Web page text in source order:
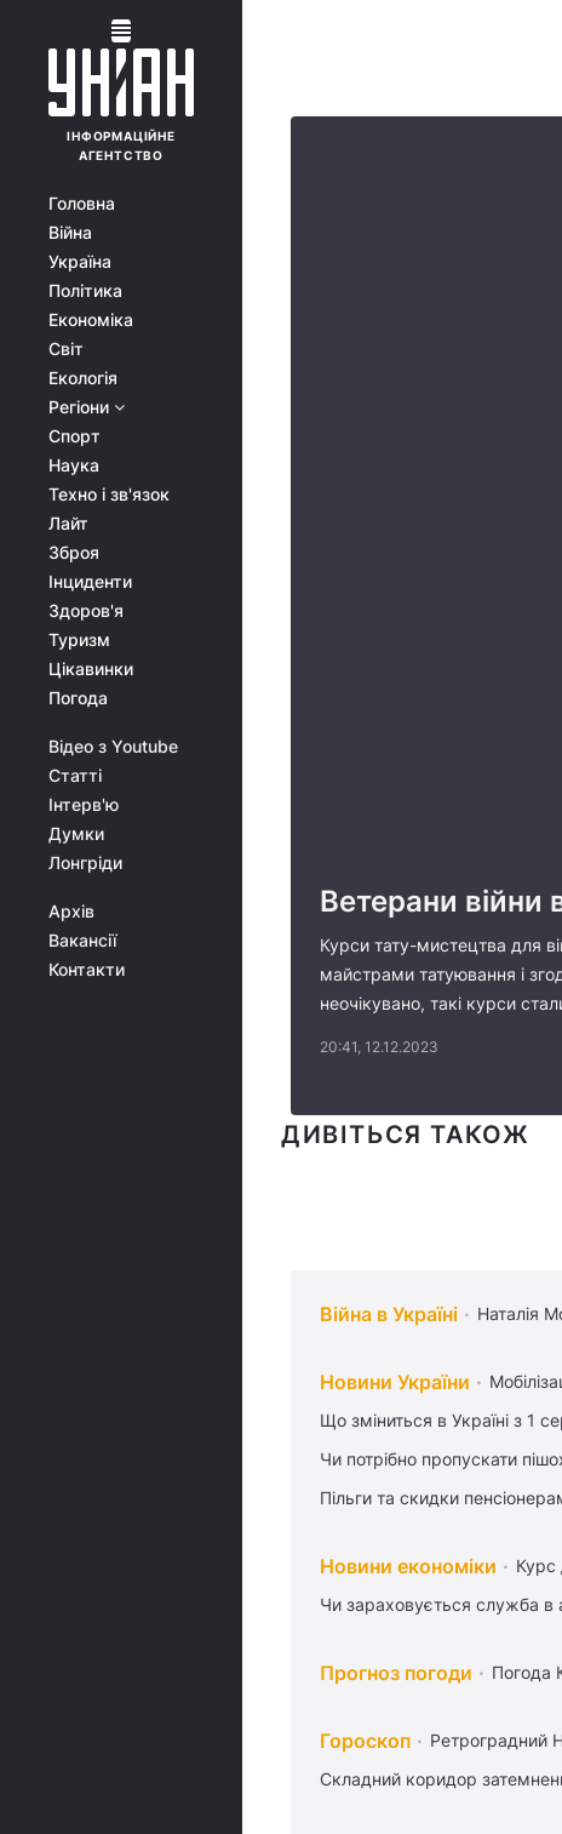
ІНФОРМАЦІЙНЕ
АГЕНТСТВО
Головна
Війна
Україна
Політика
Економіка
Світ
Екологія
Регіони
Спорт
Наука
Техно і зв'язок
Лайт
Зброя
Інциденти
Здоров'я
Туризм
Цікавинки
Погода
Відео з Youtube
Статті
Інтерв'ю
Думки
Лонгріди
Архів
Вакансії
Контакти
Ветерани війни
Курси тату-мистецтва для
майстрами татуювання і
неочікувано, такі курси
20:41, 12.12.2023
ДИВІТЬСЯ ТАКОЖ
Війна в Україні Наталія
Новини України
Що зміниться в Україні з 1
Чи потрібно пропускати
Пільги та скидки
Новини економіки Курс
Чи зараховується служба в
Прогноз погоди Погода
Гороскоп Ретроградний
Складний коридор